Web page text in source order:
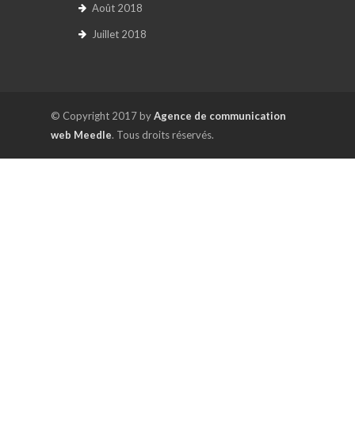
Août 2018
Juillet 2018
© Copyright 2017 byAgence de communication
web Meedle. Tous droits réservés.